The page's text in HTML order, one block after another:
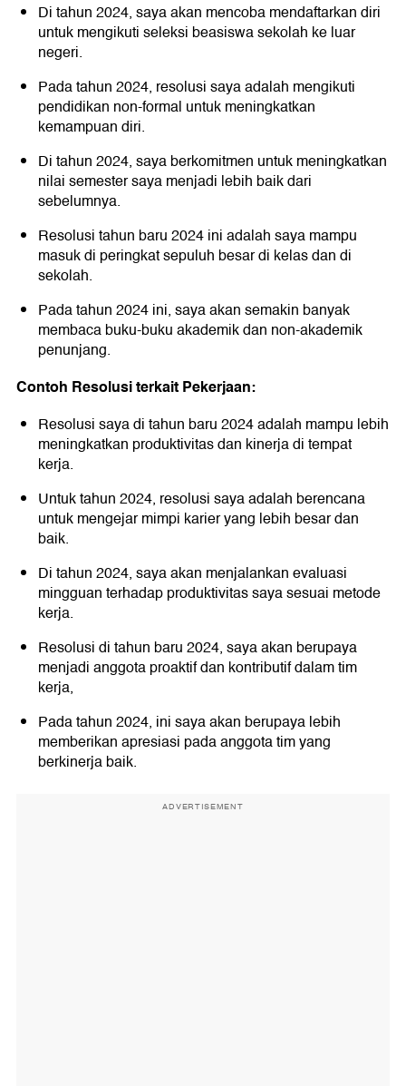
Di tahun 2024, saya akan mencoba mendaftarkan diri
untuk mengikuti seleksi beasiswa sekolah ke luar
negeri.
Pada tahun 2024, resolusi saya adalah mengikuti
pendidikan non-formal untuk meningkatkan
kemampuan diri.
Di tahun 2024, saya berkomitmen untuk meningkatkan
nilai semester saya menjadi lebih baik dari
sebelumnya.
Resolusi tahun baru 2024 ini adalah saya mampu
masuk di peringkat sepuluh besar di kelas dan di
sekolah.
Pada tahun 2024 ini, saya akan semakin banyak
membaca buku-buku akademik dan non-akademik
penunjang.
Contoh Resolusi terkait Pekerjaan:
Resolusi saya di tahun baru 2024 adalah mampu lebih
meningkatkan produktivitas dan kinerja di tempat
kerja.
Untuk tahun 2024, resolusi saya adalah berencana
untuk mengejar mimpi karier yang lebih besar dan
baik.
Di tahun 2024, saya akan menjalankan evaluasi
mingguan terhadap produktivitas saya sesuai metode
kerja.
Resolusi di tahun baru 2024, saya akan berupaya
menjadi anggota proaktif dan kontributif dalam tim
kerja,
Pada tahun 2024, ini saya akan berupaya lebih
memberikan apresiasi pada anggota tim yang
berkinerja baik.
ADVERTISEMENT